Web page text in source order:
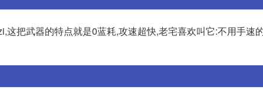
这把武器的特点就是0蓝耗,攻速超快,老宅喜欢叫它:不用手速